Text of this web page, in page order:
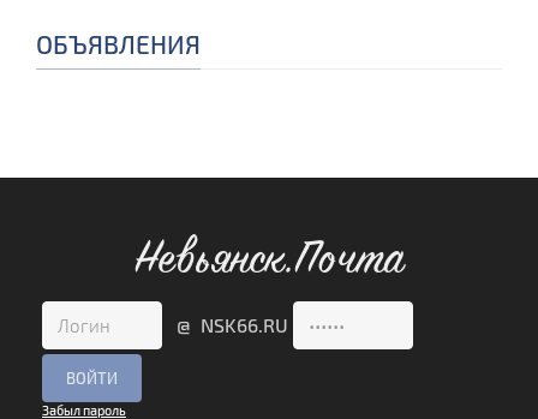
ОБЪЯВЛЕНИЯ
Невьянск.Почта
@ NSK66.RU
Забыл пароль